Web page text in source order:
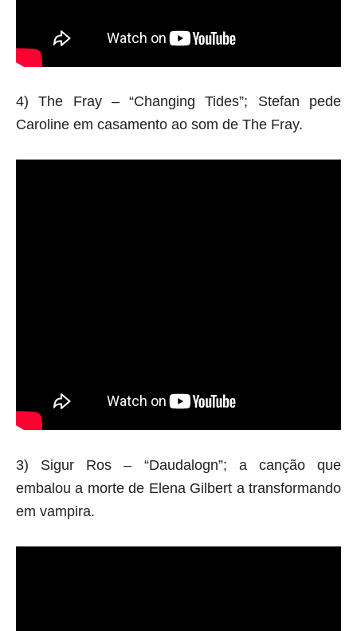
4) The Fray – “Changing Tides”; Stefan pede
Caroline em casamento ao som de The Fray.
3) Sigur Ros – “Daudalogn”; a canção que
embalou a morte de Elena Gilbert a transformando
em vampira.